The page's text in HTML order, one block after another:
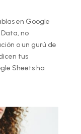
en Google
Data, no
o un gurú de
tus
Sheets ha